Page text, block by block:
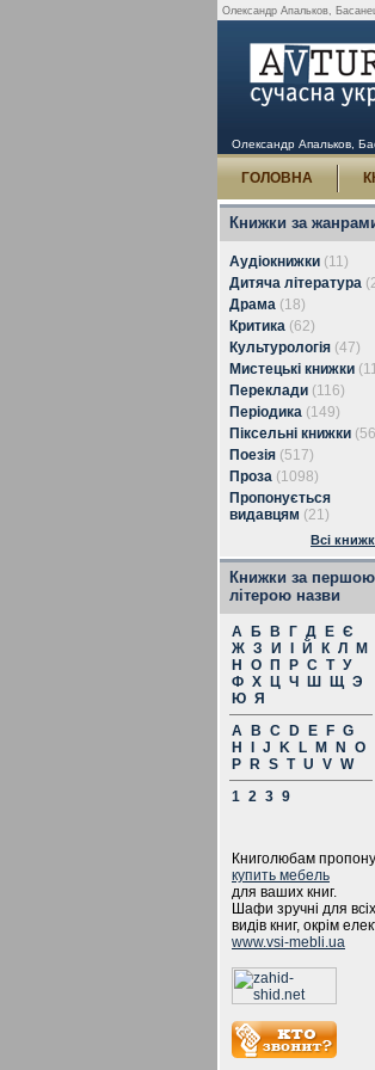
Олександр Апальков,
Олександр Апальков,
ГОЛОВНА
Книжки за
Аудіокнижки (11)
Дитяча література
Драма (18)
Критика (62)
Культурологія (47)
Мистецькі книжки
Переклади (116)
Періодика (149)
Піксельні книжки
Поезія (517)
Проза (1098)
Пропонується
видавцям (21)
Всі
Книжки за першою
літерою назви
А Б В Г Д Е Є
Ж З И Й К Л
М
Н
О П Р С Т У
Ф Х Ц Ч Ш Щ Э
Ю Я
A
B C D E F G
H
J K L M N
O
P
R S T U V W
1 2 3 9
Книголюбам
купить мебель
для ваших книг.
Шафи зручні для всіх
видів книг, окрім
www.vsi-mebli.ua